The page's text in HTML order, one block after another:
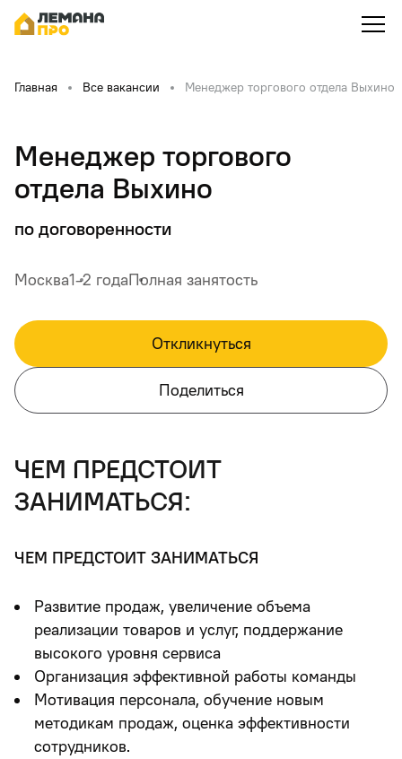
Главная Все вакансии Менеджер торгового отдела Выхино
Менеджер торгового
отдела Выхино
по договоренности
Москва1-2 годаПолная занятость
Откликнуться
Поделиться
чем предстоит
заниматься:
ЧЕМ ПРЕДСТОИТ ЗАНИМАТЬСЯ
Развитие продаж, увеличение объема
реализации товаров и услуг, поддержание
высокого уровня сервиса
Организация эффективной работы команды
Мотивация персонала, обучение новым
методикам продаж, оценка эффективности
сотрудников.